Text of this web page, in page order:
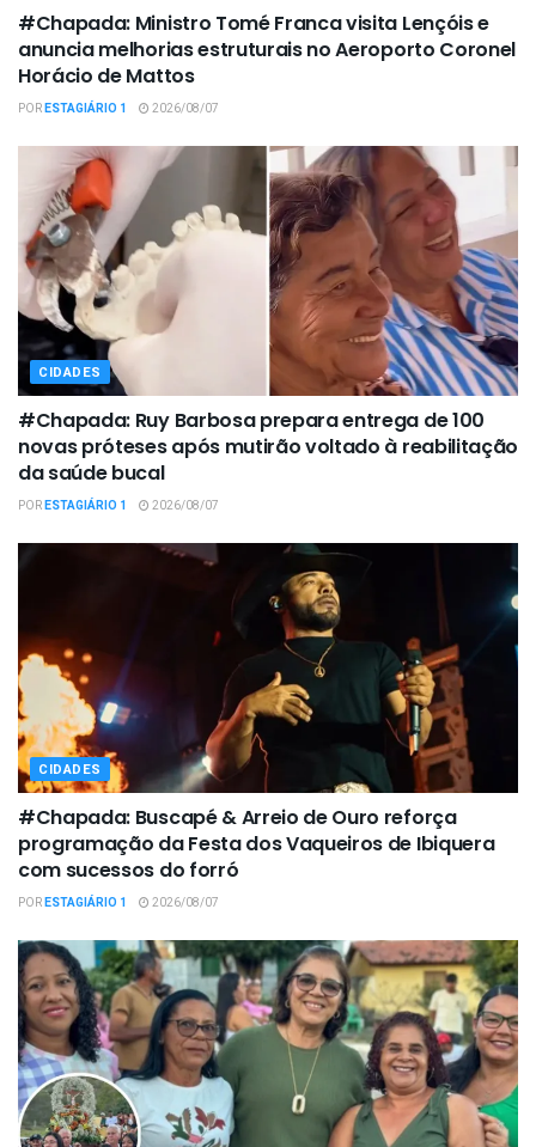
#Chapada: Ministro Tomé Franca visita Lençóis e
anuncia melhorias estruturais no Aeroporto Coronel
Horácio de Mattos
PORESTAGIÁRIO 1 2026/08/07
CIDADES
#Chapada: Ruy Barbosa prepara entrega de 100
novas próteses após mutirão voltado à reabilitação
da saúde bucal
PORESTAGIÁRIO 1 2026/08/07
CIDADES
#Chapada: Buscapé & Arreio de Ouro reforça
programação da Festa dos Vaqueiros de Ibiquera
com sucessos do forró
PORESTAGIÁRIO 1 2026/08/07